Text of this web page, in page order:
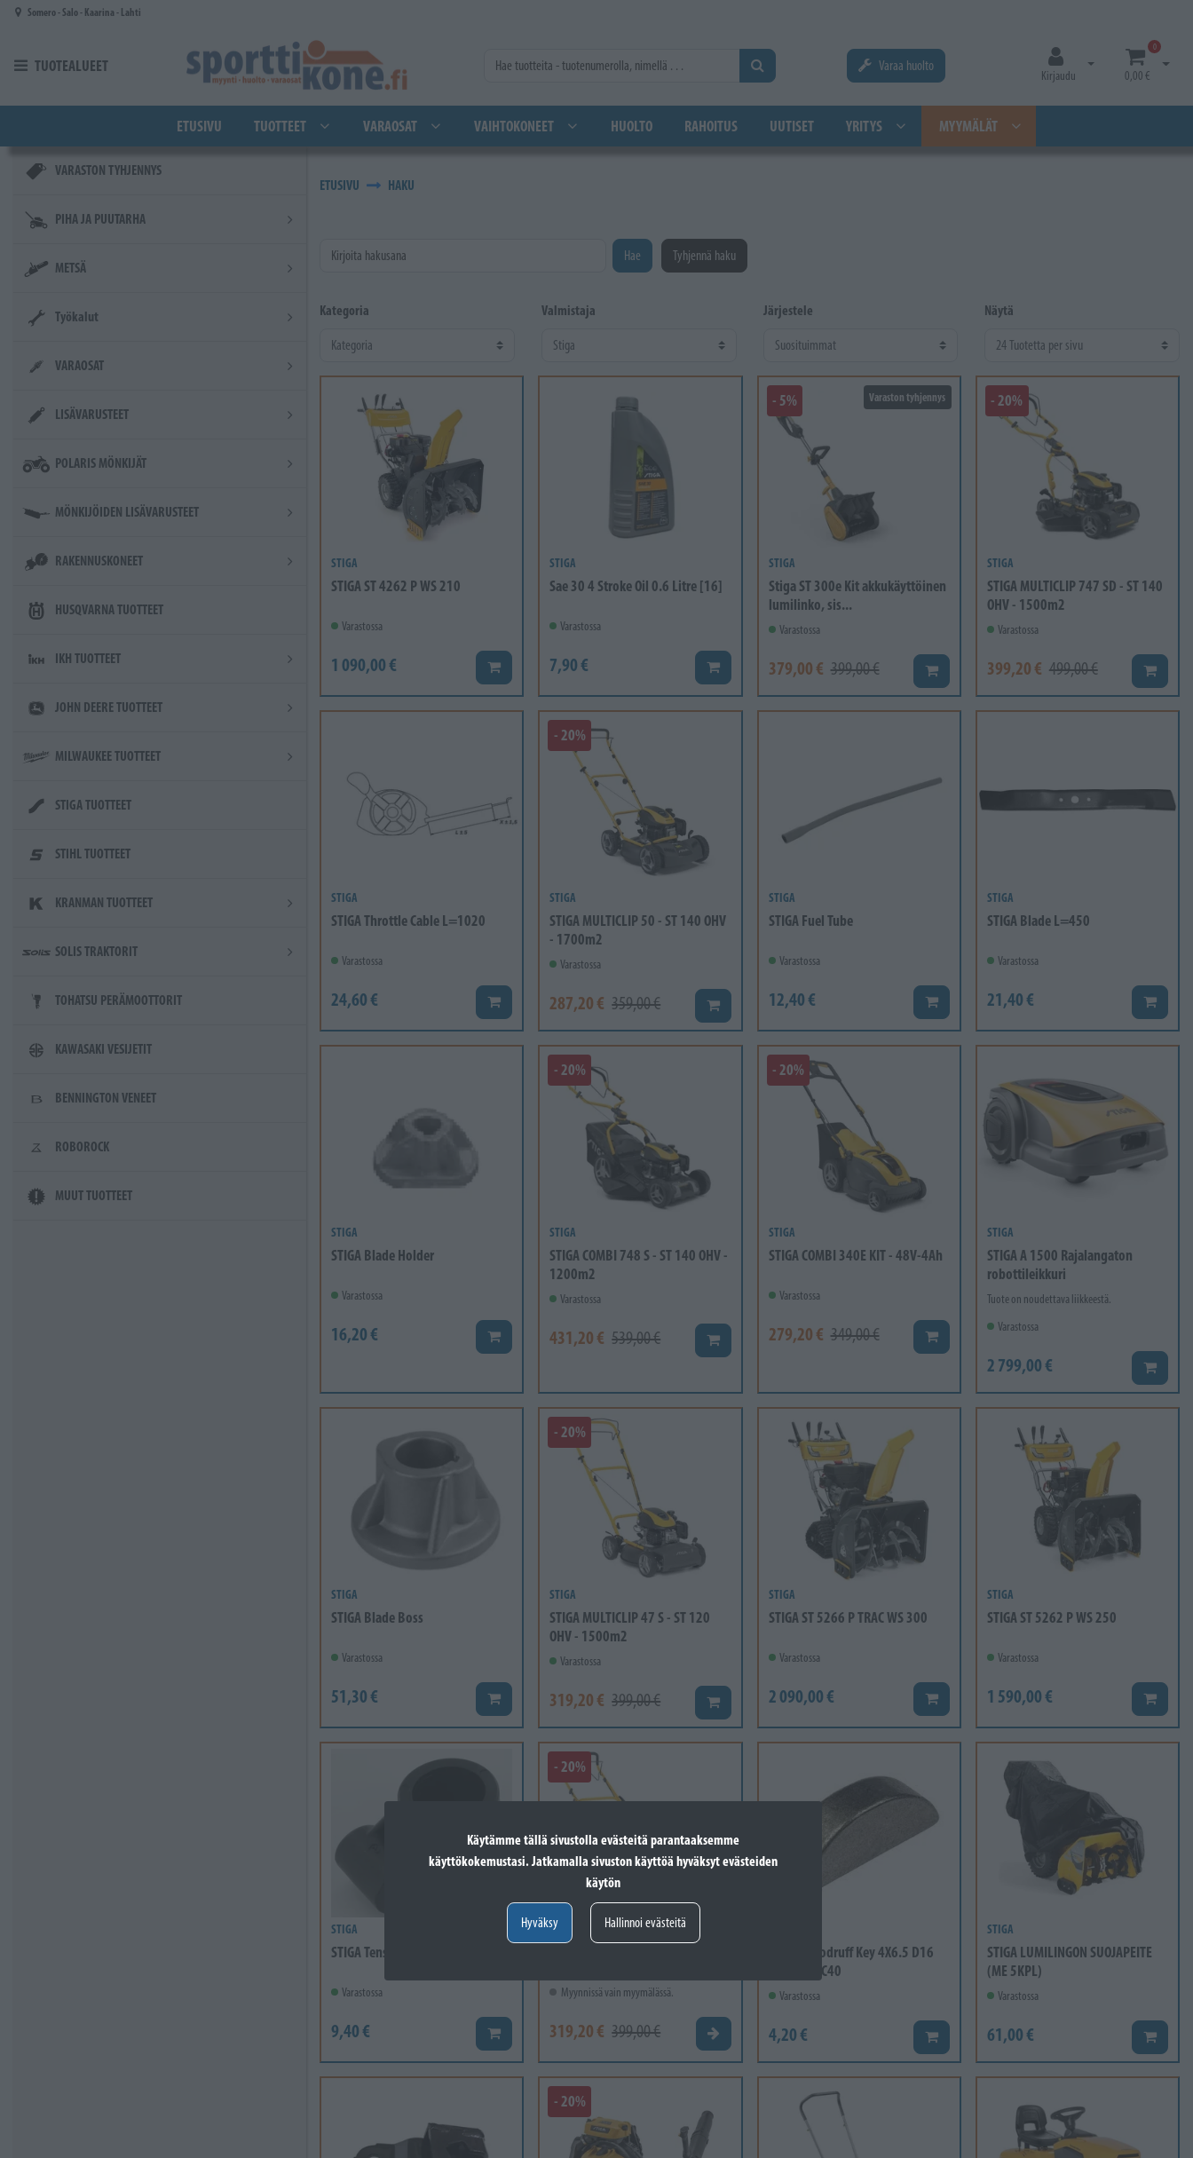
Käytämme tällä sivustolla evästeitä parantaaksemme
käyttökokemustasi. Jatkamalla sivuston käyttöä hyväksyt evästeiden
käytön
Hyväksy Hallinnoi evästeitä
Siirry pääsisältöön
Somero - Salo - Kaarina - Lahti
TUOTEALUEET Varaa huolto
Kirjaudu
Avaa kirjautuminen
0
0,00 €
Avaa
ETUSIVU TUOTTEET VARAOSAT VAIHTOKONEET HUOLTO RAHOITUS UUTISET YRITYS MYYMÄLÄT
VARASTON TYHJENNYS
PIHA JA PUUTARHA
METSÄ
Työkalut
VARAOSAT
LISÄVARUSTEET
POLARIS MÖNKIJÄT
MÖNKIJÖIDEN LISÄVARUSTEET
RAKENNUSKONEET
HUSQVARNA TUOTTEET
IKH TUOTTEET
JOHN DEERE TUOTTEET
MILWAUKEE TUOTTEET
STIGA TUOTTEET
STIHL TUOTTEET
KRANMAN TUOTTEET
SOLIS TRAKTORIT
TOHATSU PERÄMOOTTORIT
KAWASAKI VESIJETIT
BENNINGTON VENEET
ROBOROCK
MUUT TUOTTEET
ETUSIVU HAKU
Kirjoita hakusana Hae Tyhjennä haku
Kategoria Valmistaja Järjestele Näytä
STIGA
STIGA ST 4262 P WS 210
Varastossa
1 090,00 € Lisää koriin
STIGA
Sae 30 4 Stroke Oil 0.6 Litre [16]
Varastossa
7,90 € Lisää koriin
Varaston tyhjennys
- 5%
STIGA
Stiga ST 300e Kit akkukäyttöinen
lumilinko, sis...
Varastossa
379,00 € 399,00 € Lisää koriin
- 20%
STIGA
STIGA MULTICLIP 747 SD - ST 140
OHV - 1500m2
Varastossa
399,20 € 499,00 € Lisää
STIGA
STIGA Throttle Cable L=1020
Varastossa
24,60 € Lisää koriin
- 20%
STIGA
STIGA MULTICLIP 50 - ST 140 OHV
- 1700m2
Varastossa
287,20 € 359,00 € Lisää koriin
STIGA
STIGA Fuel Tube
Varastossa
12,40 € Lisää koriin
STIGA
STIGA Blade L=450
Varastossa
21,40 € Lisää
STIGA
STIGA Blade Holder
Varastossa
16,20 € Lisää koriin
- 20%
STIGA
STIGA COMBI 748 S - ST 140 OHV -
1200m2
Varastossa
431,20 € 539,00 € Lisää koriin
- 20%
STIGA
STIGA COMBI 340E KIT - 48V-4Ah
Varastossa
279,20 € 349,00 € Lisää koriin
STIGA
STIGA A 1500 Rajalangaton
robottileikkuri
Tuote on noudettava liikkeestä.
Varastossa
2 799,00 € Lisää
STIGA
STIGA Blade Boss
Varastossa
51,30 € Lisää koriin
- 20%
STIGA
STIGA MULTICLIP 47 S - ST 120
OHV - 1500m2
Varastossa
319,20 € 399,00 € Lisää koriin
STIGA
STIGA ST 5266 P TRAC WS 300
Varastossa
2 090,00 € Lisää koriin
STIGA
STIGA ST 5262 P WS 250
Varastossa
1 590,00 € Lisää
STIGA
STIGA Tension Arm Attachment
Varastossa
9,40 € Lisää koriin
- 20%
STIGA
Myynnissä vain myymälässä.
319,20 € 399,00 € Valitse vaihtoehto
STIGA Woodruff Key 4X6.5 D16
Uni 6606 C40
Varastossa
4,20 € Lisää koriin
STIGA
STIGA LUMILINGON SUOJAPEITE
(ME 5KPL)
Varastossa
61,00 € Lisää
- 20%